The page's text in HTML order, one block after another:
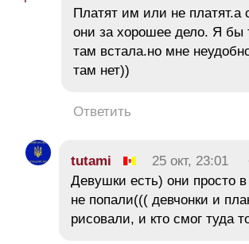
Платят им или не платят.а
они за хорошее дело. Я бы
там встала.но мне
там нет))
Ответить
tutami 25 окт, 23:01
Девушки есть) они просто
не попали((( девчонки и
рисовали, и кто смог туда